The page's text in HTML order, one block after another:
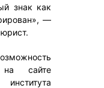
знак как
—
сайте